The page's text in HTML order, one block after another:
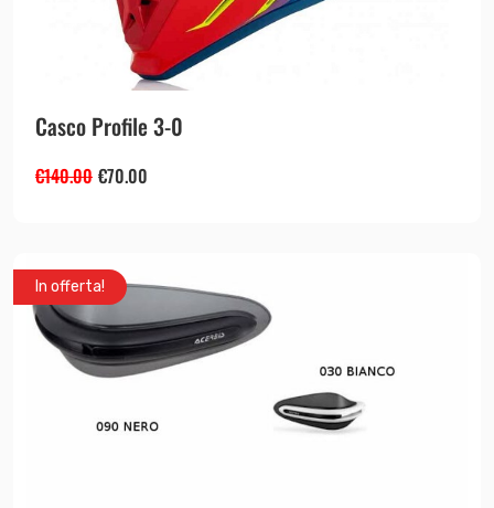
Casco Profile 3-0
€140.00 €70.00
In offerta!